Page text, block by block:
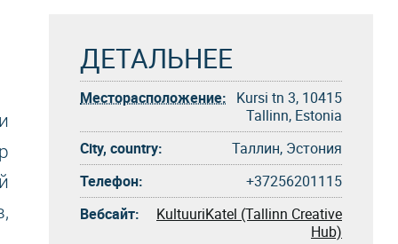
ДЕТАЛЬНЕЕ
Месторасположение: Kursi tn 3, 10415
Tallinn, Estonia
City, country:
Таллин, Эстония
Телефон:
+37256201115
Вебсайт:
KultuuriKatel (Tallinn Creative
Hub)